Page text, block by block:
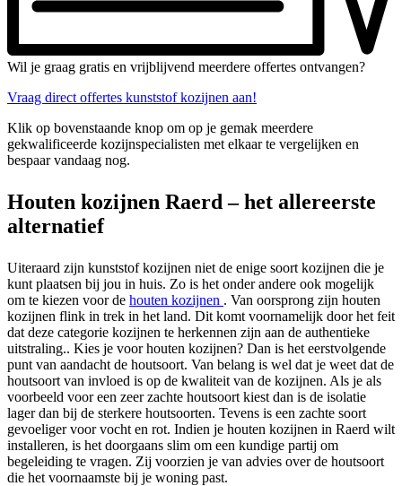
Wil je graag gratis en vrijblijvend meerdere offertes ontvangen?
Vraag direct offertes kunststof kozijnen aan!
Klik op bovenstaande knop om op je gemak meerdere
gekwalificeerde kozijnspecialisten met elkaar te vergelijken en
bespaar vandaag nog.
Houten kozijnen Raerd – het allereerste
alternatief
Uiteraard zijn kunststof kozijnen niet de enige soort kozijnen die je
kunt plaatsen bij jou in huis. Zo is het onder andere ook mogelijk
om te kiezen voor de houten kozijnen . Van oorsprong zijn houten
kozijnen flink in trek in het land. Dit komt voornamelijk door het feit
dat deze categorie kozijnen te herkennen zijn aan de authentieke
uitstraling.. Kies je voor houten kozijnen? Dan is het eerstvolgende
punt van aandacht de houtsoort. Van belang is wel dat je weet dat de
houtsoort van invloed is op de kwaliteit van de kozijnen. Als je als
voorbeeld voor een zeer zachte houtsoort kiest dan is de isolatie
lager dan bij de sterkere houtsoorten. Tevens is een zachte soort
gevoeliger voor vocht en rot. Indien je houten kozijnen in Raerd wilt
installeren, is het doorgaans slim om een kundige partij om
begeleiding te vragen. Zij voorzien je van advies over de houtsoort
die het voornaamste bij je woning past.